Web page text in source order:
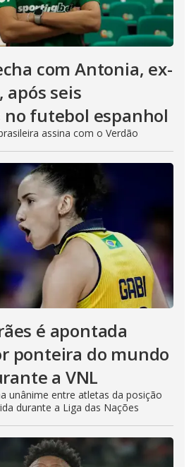
com Antonia, ex-
após seis
futebol espanhol
assina com o Verdão
é apontada
ponteira do mundo
a VNL
unânime entre atletas da posição
durante a Liga das Nações